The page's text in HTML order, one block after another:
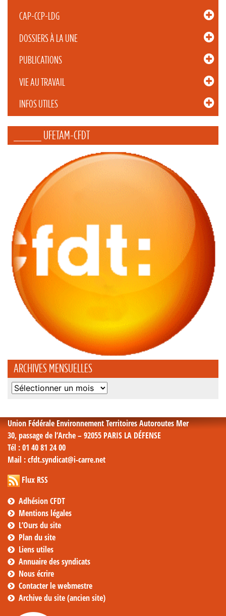
CAP-CCP-LDG
DOSSIERS À LA UNE
PUBLICATIONS
VIE AU TRAVAIL
INFOS UTILES
_____ UFETAM-CFDT
ARCHIVES MENSUELLES
Archives
Union Fédérale Environnement Territoires Autoroutes Mer
30, passage de l’Arche – 92055 PARIS LA DÉFENSE
Tél : 01 40 81 24 00
Mail : cfdt.syndicat@i-carre.net
Flux RSS
Adhésion CFDT
Mentions légales
L’Ours du site
Plan du site
Liens utiles
Annuaire des syndicats
Nous écrire
Contacter le webmestre
Archive du site (ancien site)